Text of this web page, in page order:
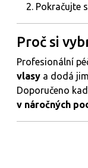
Pokračujte
Proč si
Profesionální
vlasy a dodá
Doporučeno
v náročných